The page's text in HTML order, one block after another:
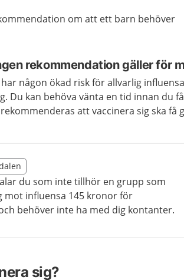
om att ett barn behöver
rekommendation gäller för
någon ökad risk för allvarlig
Du kan behöva vänta en tid innan du
att vaccinera sig ska få
Härjedalen
du som inte tillhör en grupp som
mot influensa 145 kronor för
behöver inte ha med dig kontanter.
Jämtland Härjedalen
sig?